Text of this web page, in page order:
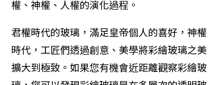
權、神權、人權的演化過程。
君權時代的玻璃，滿足皇帝個人的喜好，神權
時代，工匠們透過創意、美學將彩繪玻璃之美
擴大到極致。如果您有機會近距離觀察彩繪玻